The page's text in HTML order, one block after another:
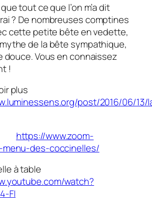
tout ce que l’on m’a dit
? De nombreuses comptines
cette petite bête en vedette,
de la bête sympathique,
douce. Vous en connaissez
!
plus
post/2016/06/13/
https://www.zoom-
menu-des-coccinelles/
à table
watch?
FI